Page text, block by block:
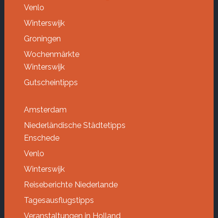
Venlo
Winterswijk
Groningen
Wochenmärkte
Winterswijk
Gutscheintipps
Amsterdam
Niederländische Städtetipps
Enschede
Venlo
Winterswijk
Reiseberichte Niederlande
Tagesausflugstipps
Veranstaltungen in Holland